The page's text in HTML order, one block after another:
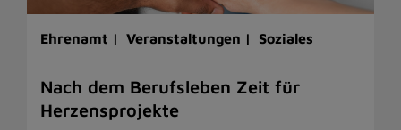
Ehrenamt | Veranstaltungen | Soziales
Nach dem Berufsleben Zeit für
Herzensprojekte